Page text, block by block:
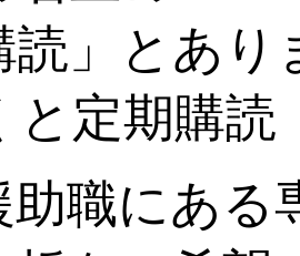
読」とあ
と定期購読
職にある